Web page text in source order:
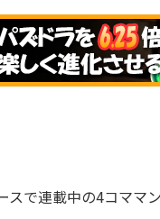
で連載中の4コママン